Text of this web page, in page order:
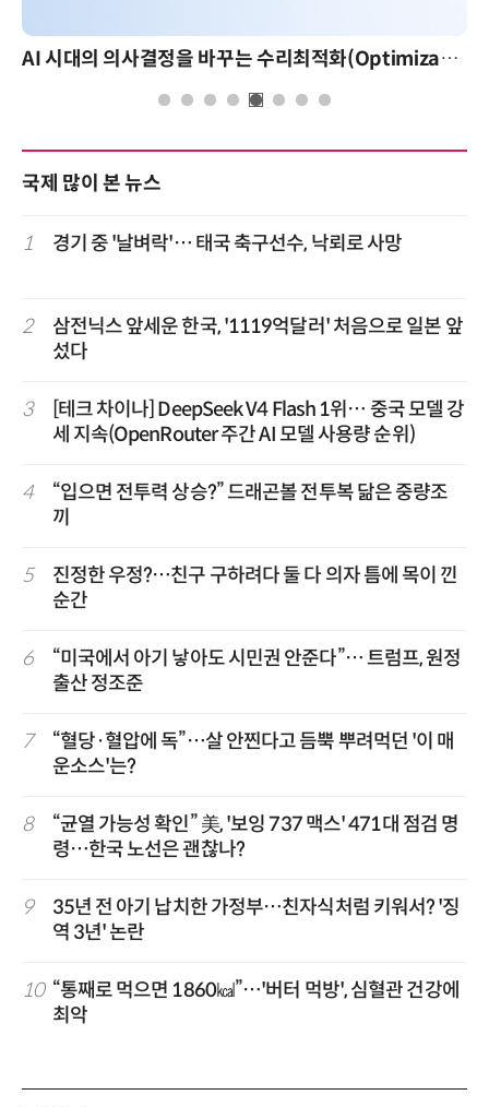
AI 시대의 의사결정을 바꾸는 수리최적화(Optimization): 실제 산업 적용 사례와 활용 전략
국제 많이 본 뉴스
1 경기 중 '날벼락'… 태국 축구선수, 낙뢰로 사망
2
삼전닉스 앞세운 한국, '1119억달러' 처음으로 일본 앞
섰다
3
[테크 차이나] DeepSeek V4 Flash 1위… 중국 모델 강
세 지속(OpenRouter 주간 AI 모델 사용량 순위)
4
“입으면 전투력 상승?” 드래곤볼 전투복 닮은 중량조
끼
5
진정한 우정?…친구 구하려다 둘 다 의자 틈에 목이 낀
순간
6
“미국에서 아기 낳아도 시민권 안준다”… 트럼프, 원정
출산 정조준
7
“혈당·혈압에 독”…살 안찐다고 듬뿍 뿌려먹던 '이 매
운소스'는?
8
“균열 가능성 확인” 美, '보잉 737 맥스' 471대 점검 명
령…한국 노선은 괜찮나?
9
35년 전 아기 납치한 가정부…친자식처럼 키워서? '징
역 3년' 논란
10 “통째로 먹으면 1860㎉”…'버터 먹방', 심혈관 건강에
최악